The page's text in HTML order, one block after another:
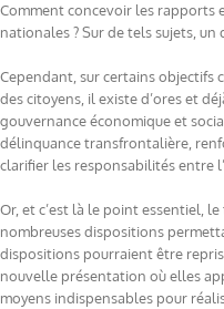
Comment concevoir les
nationales ? Sur de tels sujets,
Cependant, sur certains objectifs
des citoyens, il existe d’ores et
gouvernance économique et
délinquance transfrontalière,
clarifier les responsabilités entre
Or, et c’est là le point essentiel,
nombreuses dispositions
dispositions pourraient être
nouvelle présentation où elles
moyens indispensables pour